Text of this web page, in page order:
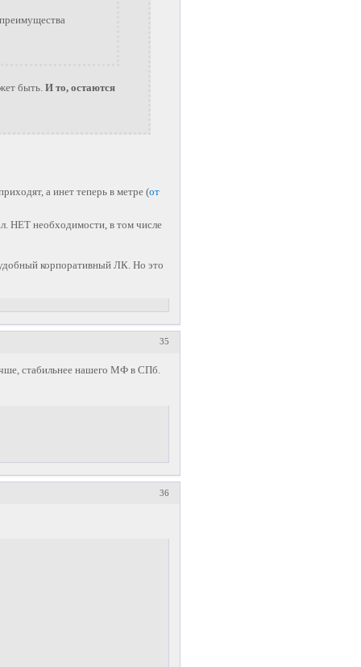
быть.И то, остаются
а инет теперь в метре (от
НЕТ необходимости, в том числе
корпоративный ЛК. Но это
35
стабильнее нашего МФ в СПб.
36